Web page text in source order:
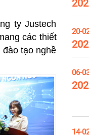
ty Justech
các thiết
tạo nghề
20-
06-
14-